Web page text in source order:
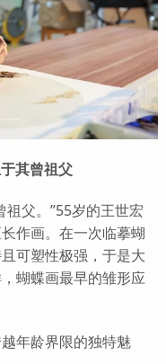
其曾祖父
父。”55岁的王世宏
作画。在一次临摹蝴
可塑性极强，于是大
蝴蝶画最早的雏形应
年龄界限的独特魅